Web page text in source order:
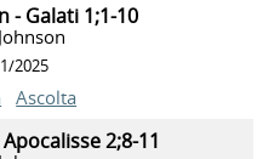
- Galati 1;1-10
2025
Ascolta
2;8-11